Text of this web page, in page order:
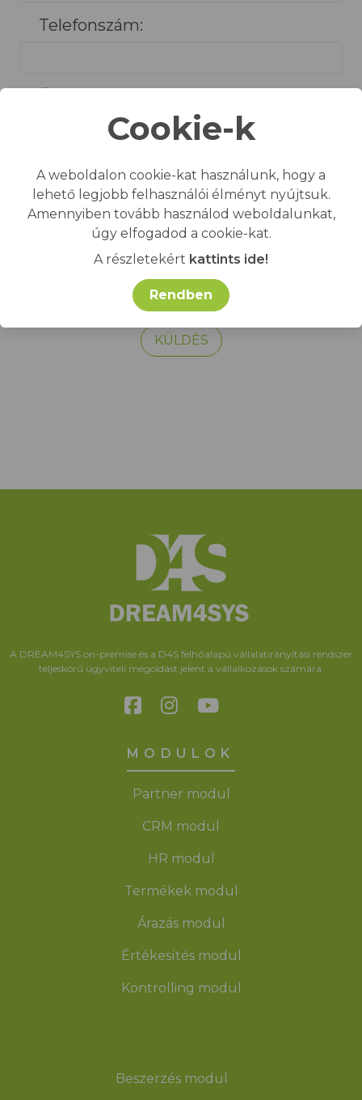
Telefonszám:
Elfogadom azADATKEZELÉSI
SZABÁLYZATOT.
KÜLDÉS
A DREAM4SYS on-premise és a D4S felhőalapú vállalatirányítási rendszer
teljeskörű ügyviteli megoldást jelent a vállalkozások számára.
MODULOK
Partner modul
CRM modul
HR modul
Termékek modul
Árazás modul
Értékesítés modul
Kontrolling modul
Beszerzés modul
Cookie-k
A weboldalon cookie-kat használunk, hogy a
lehető legjobb felhasználói élményt nyújtsuk.
Amennyiben tovább használod weboldalunkat,
úgy elfogadod a cookie-kat.
A részletekért kattints ide!
Rendben